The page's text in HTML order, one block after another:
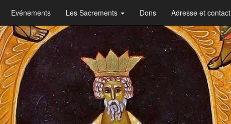
Evénements Les Sacrements Dons Adresse et contact